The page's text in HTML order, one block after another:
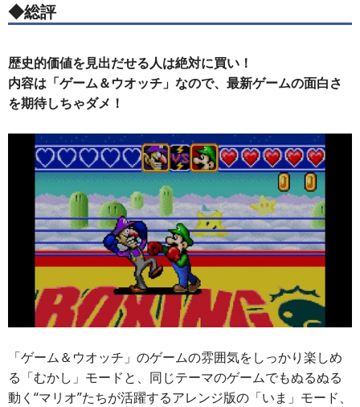
◆総評
歴史的価値を見出だせる人は絶対に買い！
内容は「ゲーム＆ウオッチ」なので、最新ゲームの面白さ
を期待しちゃダメ！
「ゲーム＆ウオッチ」のゲームの雰囲気をしっかり楽しめ
る「むかし」モードと、同じテーマのゲームでもぬるぬる
動く“マリオ”たちが活躍するアレンジ版の「いま」モード、